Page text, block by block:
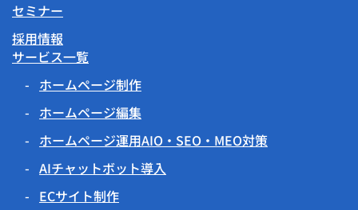
セミナー
採用情報
サービス一覧
ホームページ制作
ホームページ編集
ホームページ運用AIO・SEO・MEO対策
AIチャットボット導入
ECサイト制作